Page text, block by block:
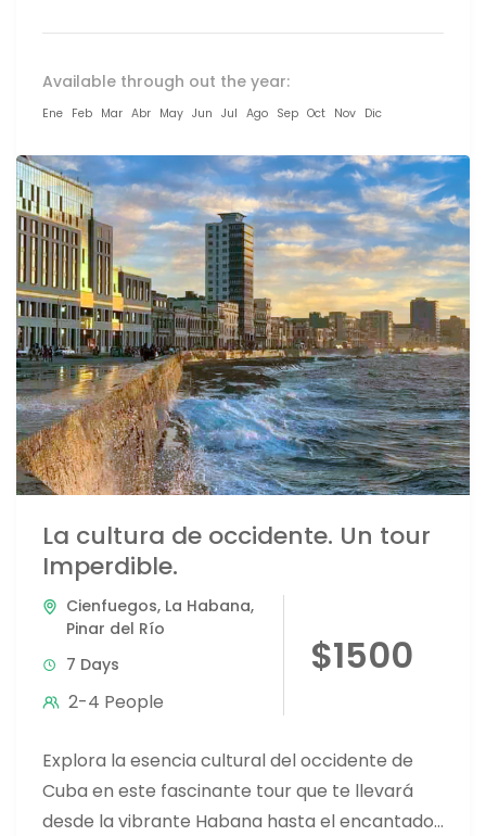
Available through out the year:
Ene Feb Mar Abr May Jun Jul Ago Sep Oct Nov Dic
La cultura de occidente. Un tour
Imperdible.
Cienfuegos, La Habana,
Pinar del Río
7 Days
2-4 People
$1500
Explora la esencia cultural del occidente de
Cuba en este fascinante tour que te llevará
desde la vibrante Habana hasta el encantador